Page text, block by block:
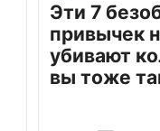
Эти 7
привычек
убивают
вы тоже